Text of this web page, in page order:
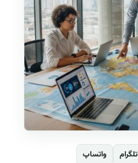
تلگرام واتساپ